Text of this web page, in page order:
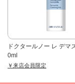
ドクタールノー レ デマ
0ml
￥来店会員限定